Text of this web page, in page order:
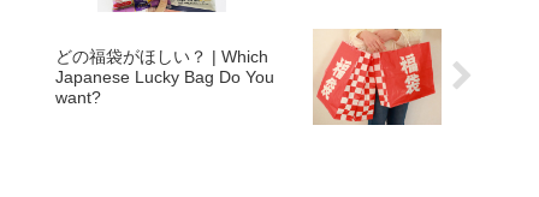
どの福袋がほしい？ | Which
Japanese Lucky Bag Do You
want?